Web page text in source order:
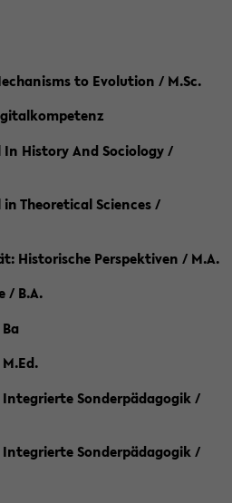
to Evolution / M.Sc.
In History And Sociology /
Theoretical Sciences /
Historische Perspektiven / M.A.
/ B.A.
Sonderpädagogik /
Sonderpädagogik /